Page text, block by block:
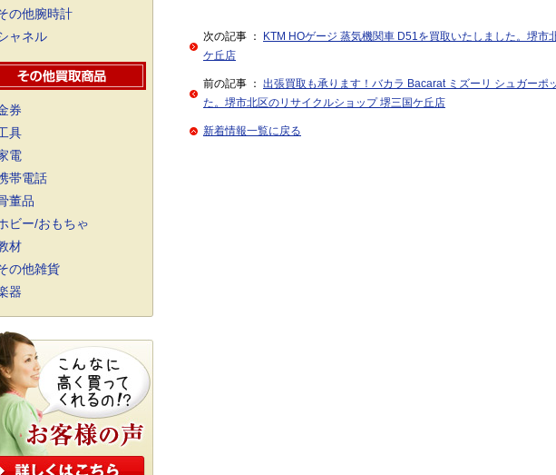
次の記事 ：
KTM HOゲージ 蒸気機関車 D51を買取いたしました。堺市
ケ丘店
前の記事 ： 出張買取も承ります！バカラ Bacarat ミズーリ シュガーポ
た。堺市北区のリサイクルショップ 堺三国ケ丘店
新着情報一覧に戻る
の他腕時計
ャネル
券
具
電
帯電話
董品
ビー/おもちゃ
材
の他雑貨
器